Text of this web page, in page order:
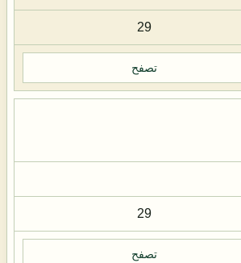
29
تصفح
29
تصفح